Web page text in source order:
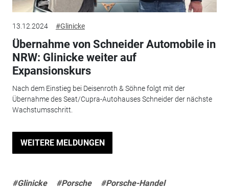
13.12.2024 #Glinicke
Übernahme von Schneider Automobile in
NRW: Glinicke weiter auf
Expansionskurs
Nach dem Einstieg bei Deisenroth & Söhne folgt mit der
Übernahme des Seat/Cupra-Autohauses Schneider der nächste
Wachstumsschritt.
WEITERE MELDUNGEN
#Glinicke #Porsche
#Porsche-Handel